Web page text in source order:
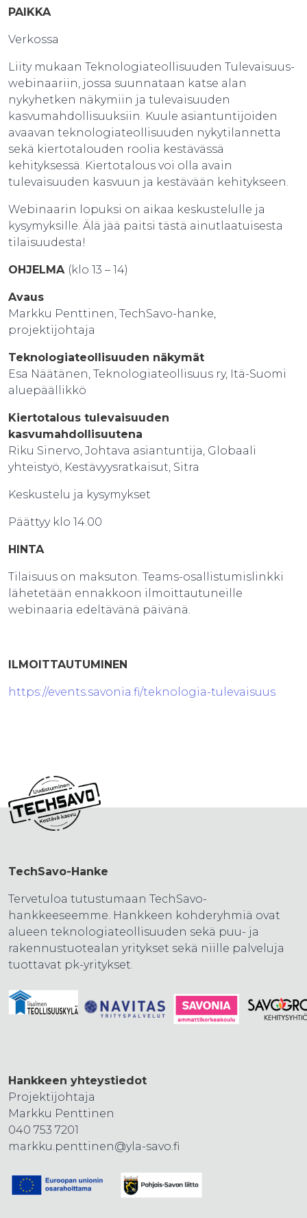
PAIKKA
Verkossa
Liity mukaan Teknologiateollisuuden Tulevaisuus-
webinaariin, jossa suunnataan katse alan
nykyhetken näkymiin ja tulevaisuuden
kasvumahdollisuuksiin. Kuule asiantuntijoiden
avaavan teknologiateollisuuden nykytilannetta
sekä kiertotalouden roolia kestävässä
kehityksessä. Kiertotalous voi olla avain
tulevaisuuden kasvuun ja kestävään kehitykseen.
Webinaarin lopuksi on aikaa keskustelulle ja
kysymyksille. Älä jää paitsi tästä ainutlaatuisesta
tilaisuudesta!
OHJELMA (klo 13 – 14)
Avaus
Markku Penttinen, TechSavo-hanke,
projektijohtaja
Teknologiateollisuuden näkymät
Esa Näätänen, Teknologiateollisuus ry, Itä-Suomi
aluepäällikkö
Kiertotalous tulevaisuuden
kasvumahdollisuutena
Riku Sinervo, Johtava asiantuntija, Globaali
yhteistyö, Kestävyysratkaisut, Sitra
Keskustelu ja kysymykset
Päättyy klo 14.00
HINTA​
Tilaisuus on maksuton. Teams-osallistumislinkki
lähetetään ennakkoon ilmoittautuneille
webinaaria edeltävänä päivänä.
ILMOITTAUTUMINEN​
https://events.savonia.fi/teknologia-tulevaisuus
TechSavo-Hanke
Tervetuloa tutustumaan TechSavo-
hankkeeseemme. Hankkeen kohderyhmiä ovat
alueen teknologiateollisuuden sekä puu- ja
rakennustuotealan yritykset sekä niille palveluja
tuottavat pk-yritykset.
Hankkeen yhteystiedot
Projektijohtaja
Markku Penttinen
040 753 7201
markku.penttinen@yla-savo.fi